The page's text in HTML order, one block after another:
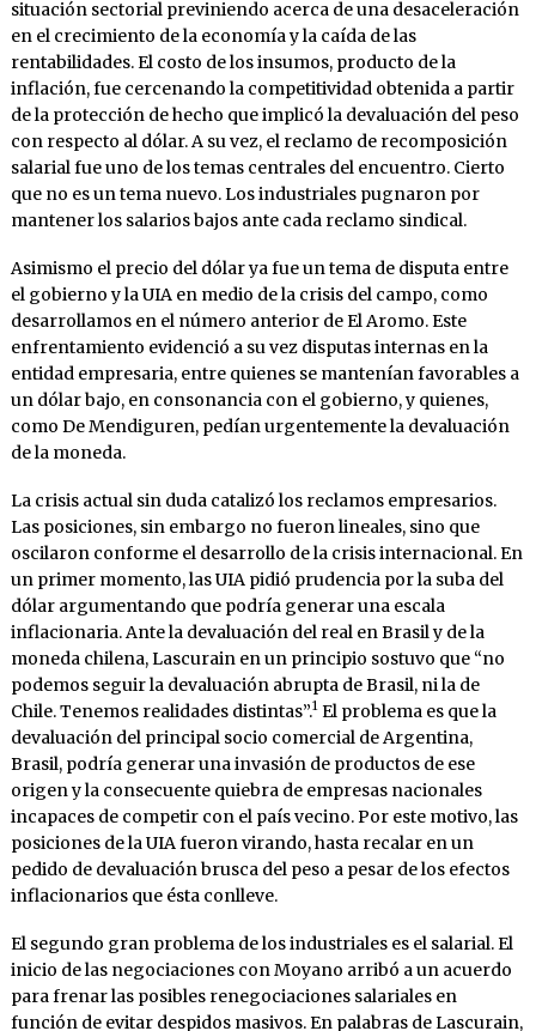
situación sectorial previniendo acerca de una desaceleración
en el crecimiento de la economía y la caída de las
rentabilidades. El costo de los insumos, producto de la
inflación, fue cercenando la competitividad obtenida a partir
de la protección de hecho que implicó la devaluación del peso
con respecto al dólar. A su vez, el reclamo de recomposición
salarial fue uno de los temas centrales del encuentro. Cierto
que no es un tema nuevo. Los industriales pugnaron por
mantener los salarios bajos ante cada reclamo sindical.
Asimismo el precio del dólar ya fue un tema de disputa entre
el gobierno y la UIA en medio de la crisis del campo, como
desarrollamos en el número anterior de El Aromo. Este
enfrentamiento evidenció a su vez disputas internas en la
entidad empresaria, entre quienes se mantenían favorables a
un dólar bajo, en consonancia con el gobierno, y quienes,
como De Mendiguren, pedían urgentemente la devaluación
de la moneda.
La crisis actual sin duda catalizó los reclamos empresarios.
Las posiciones, sin embargo no fueron lineales, sino que
oscilaron conforme el desarrollo de la crisis internacional. En
un primer momento, las UIA pidió prudencia por la suba del
dólar argumentando que podría generar una escala
inflacionaria. Ante la devaluación del real en Brasil y de la
moneda chilena, Lascurain en un principio sostuvo que “no
podemos seguir la devaluación abrupta de Brasil, ni la de
Chile. Tenemos realidades distintas”.1El problema es que la
devaluación del principal socio comercial de Argentina,
Brasil, podría generar una invasión de productos de ese
origen y la consecuente quiebra de empresas nacionales
incapaces de competir con el país vecino. Por este motivo, las
posiciones de la UIA fueron virando, hasta recalar en un
pedido de devaluación brusca del peso a pesar de los efectos
inflacionarios que ésta conlleve.
El segundo gran problema de los industriales es el salarial. El
inicio de las negociaciones con Moyano arribó a un acuerdo
para frenar las posibles renegociaciones salariales en
función de evitar despidos masivos. En palabras de Lascurain,